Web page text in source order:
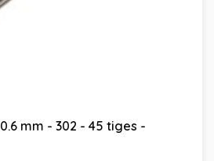
mm - 302 - 45 tiges -